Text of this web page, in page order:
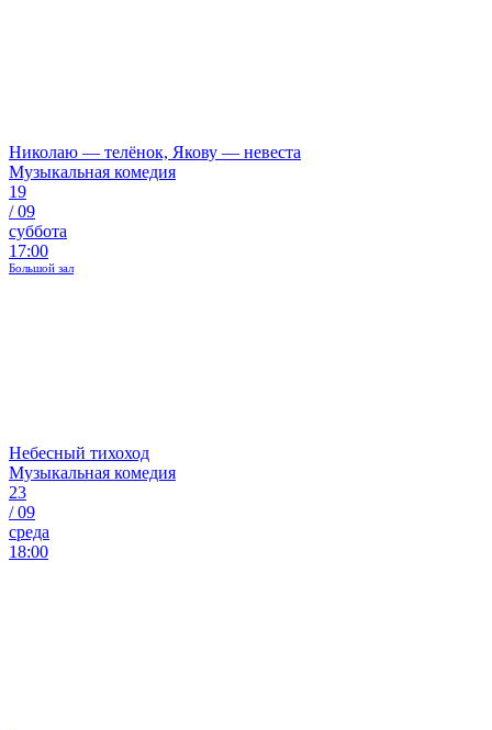
Николаю — телёнок, Якову — невеста
Музыкальная комедия
19
/09
суббота
17:00
Большой зал
Небесный тихоход
Музыкальная комедия
23
/09
среда
18:00